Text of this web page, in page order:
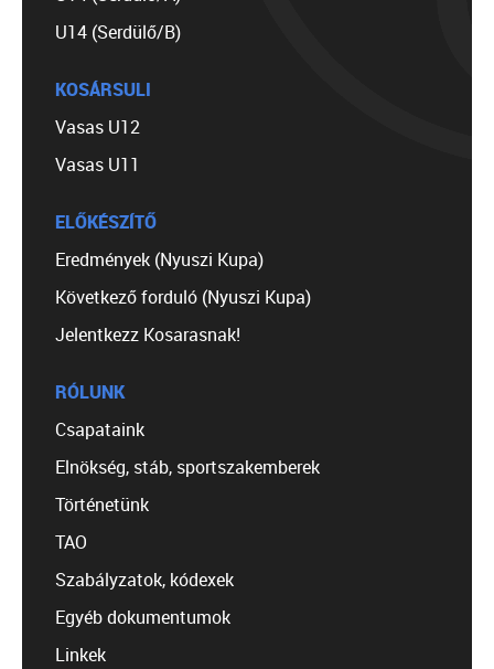
U14 (Serdülő/B)
KOSÁRSULI
Vasas U12
Vasas U11
ELŐKÉSZÍTŐ
Eredmények (Nyuszi Kupa)
Következő forduló (Nyuszi Kupa)
Jelentkezz Kosarasnak!
RÓLUNK
Csapataink
Elnökség, stáb, sportszakemberek
Történetünk
TAO
Szabályzatok, kódexek
Egyéb dokumentumok
Linkek